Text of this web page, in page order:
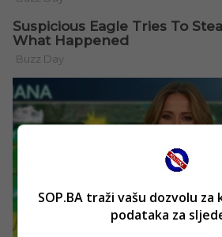
SOP.BA traži vašu dozvolu
podataka za